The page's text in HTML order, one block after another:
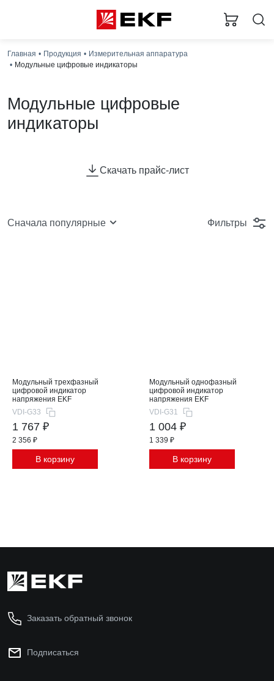
Главная Продукция
Измерительная аппаратура
Модульные цифровые индикаторы
Модульные цифровые
индикаторы
предназначены для отображения величины напряжения
в электрических цепях переменного тока. Приборы
промышленных предприятий, жилых, общественных
зданий и сооружений. Приборы соответствуют
Скачать прайс-лист
Сначала популярные Фильтры
Модульный трехфазный
цифровой индикатор
напряжения EKF
VDI-G33
1 767 ₽
2 356 ₽
В корзину
Модульный однофазный
цифровой индикатор
напряжения EKF
VDI-G31
1 004 ₽
1 339 ₽
В корзину
Заказать обратный звонок
Подписаться